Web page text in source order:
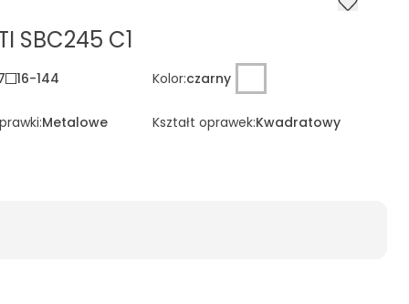
SBC245 C1
16-144 Kolor:czarny
:Metalowe Kształt oprawek:Kwadratowy